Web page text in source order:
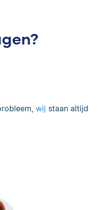
wij staan altijd